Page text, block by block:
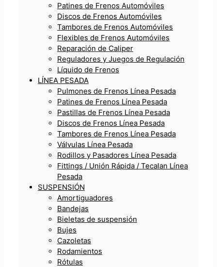
Patines de Frenos Automóviles
Discos de Frenos Automóviles
Tambores de Frenos Automóviles
Flexibles de Frenos Automóviles
Reparación de Caliper
Reguladores y Juegos de Regulación
Líquido de Frenos
LÍNEA PESADA
Pulmones de Frenos Línea Pesada
Patines de Frenos Línea Pesada
Pastillas de Frenos Línea Pesada
Discos de Frenos Línea Pesada
Tambores de Frenos Línea Pesada
Válvulas Línea Pesada
Rodillos y Pasadores Línea Pesada
Fittings / Unión Rápida / Tecalan Línea
Pesada
SUSPENSIÓN
Amortiguadores
Bandejas
Bieletas de suspensión
Bujes
Cazoletas
Rodamientos
Rótulas